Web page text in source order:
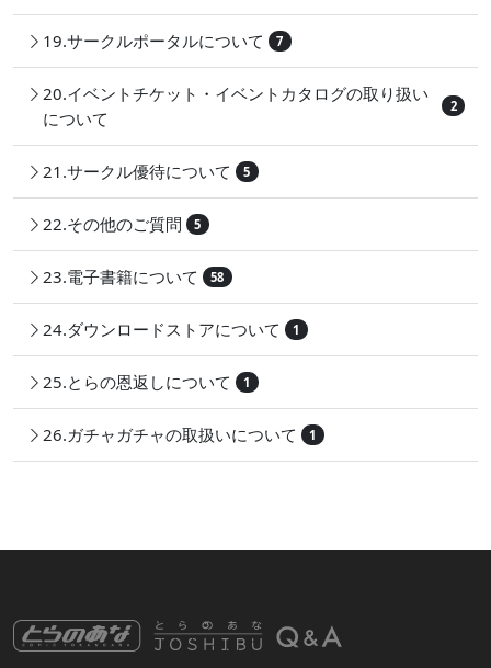
19.サークルポータルについて 7
20.イベントチケット・イベントカタログの取り扱い
について
2
21.サークル優待について 5
22.その他のご質問 5
23.電子書籍について 58
24.ダウンロードストアについて 1
25.とらの恩返しについて 1
26.ガチャガチャの取扱いについて 1